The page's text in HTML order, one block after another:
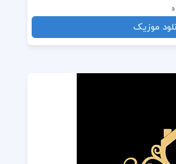
موزیک